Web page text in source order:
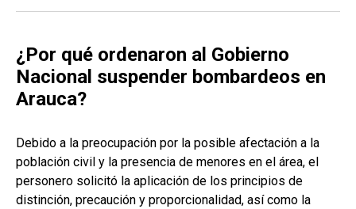
¿Por qué ordenaron al Gobierno
Nacional suspender bombardeos en
Arauca?
Debido a la preocupación por la posible afectación a la
población civil y la presencia de menores en el área, el
personero solicitó la aplicación de los principios de
distinción, precaución y proporcionalidad, así como la